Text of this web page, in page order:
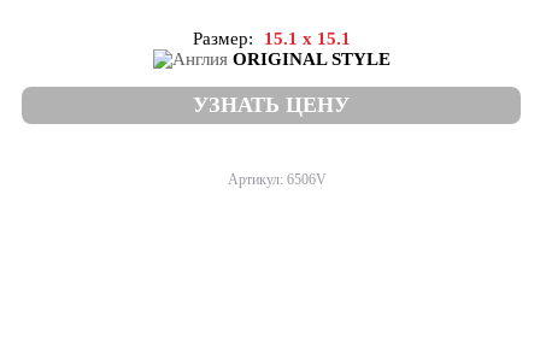
Размер:
15.1 x 15.1
ORIGINAL STYLE
УЗНАТЬ ЦЕНУ
Артикул: 6506V